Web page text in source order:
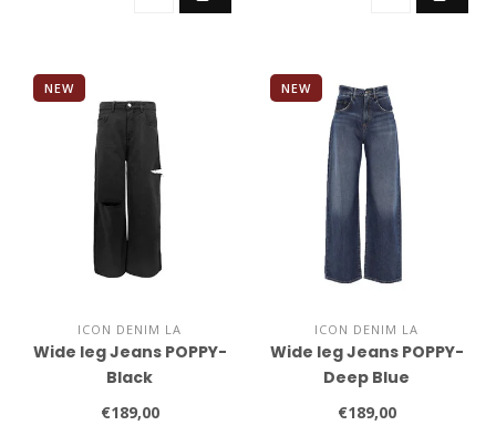
NEW
ICON DENIM LA
Wide leg Jeans POPPY-
Black
€189,00
NEW
ICON DENIM LA
Wide leg Jeans POPPY-
Deep Blue
€189,00